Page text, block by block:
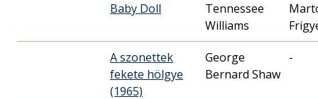
Baby Doll
Tennessee
Williams
A szonettek
fekete hölgye
(1965)
George
Bernard Shaw
-